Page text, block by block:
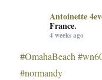
Antoinette
France.
4 weeks ago
#OmahaBeach
#normandy